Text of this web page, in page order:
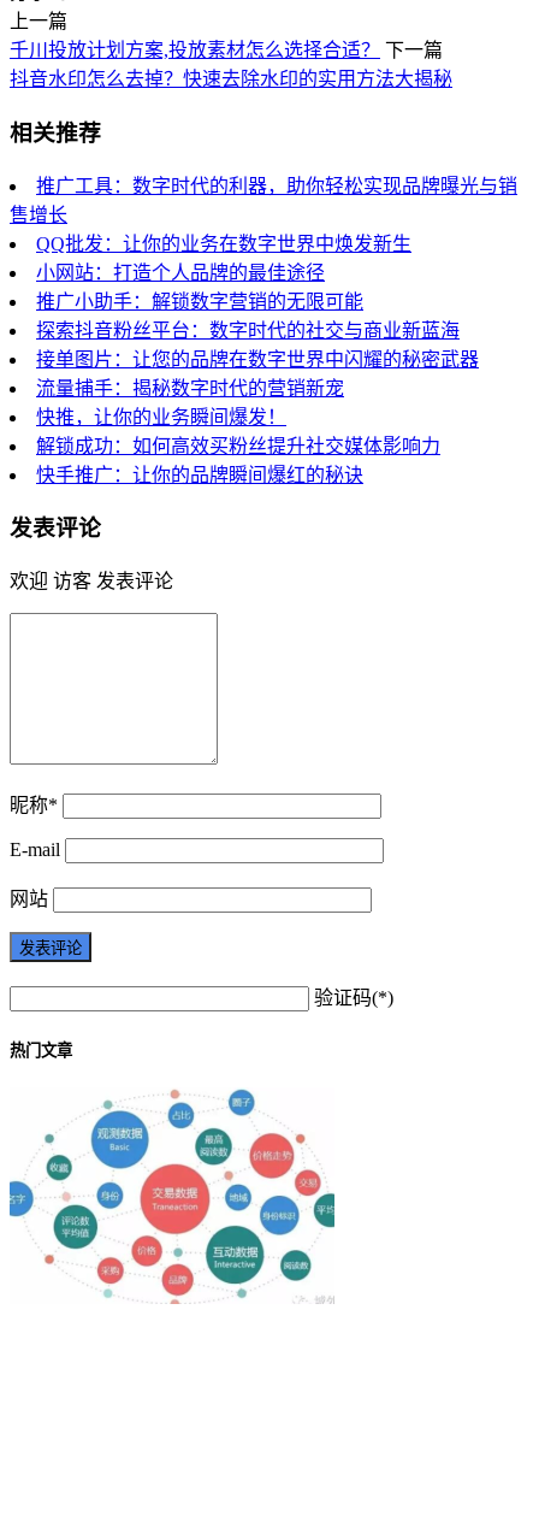
上一篇
千川投放计划方案,投放素材怎么选择合适？
下一篇
抖音水印怎么去掉？快速去除水印的实用方法大揭秘
相关推荐
推广工具：数字时代的利器，助你轻松实现品牌曝光与销
售增长
QQ批发：让你的业务在数字世界中焕发新生
小网站：打造个人品牌的最佳途径
推广小助手：解锁数字营销的无限可能
探索抖音粉丝平台：数字时代的社交与商业新蓝海
接单图片：让您的品牌在数字世界中闪耀的秘密武器
流量捕手：揭秘数字时代的营销新宠
快推，让你的业务瞬间爆发！
解锁成功：如何高效买粉丝提升社交媒体影响力
快手推广：让你的品牌瞬间爆红的秘诀
发表评论
欢迎 访客 发表评论
昵称*
E-mail
网站
验证码(*)
热门文章